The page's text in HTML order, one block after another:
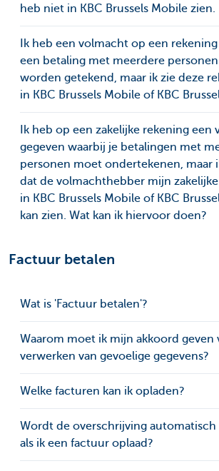
heb niet in KBC Brussels Mobile zien.
Ik heb een volmacht op een
een betaling met meerdere
worden getekend, maar ik zie deze
in KBC Brussels Mobile of KBC
Ik heb op een zakelijke rekening een
gegeven waarbij je betalingen met
personen moet ondertekenen, maar
dat de volmachthebber mijn
in KBC Brussels Mobile of KBC
kan zien. Wat kan ik hiervoor doen?
Factuur betalen
Wat is 'Factuur betalen'?
Waarom moet ik mijn akkoord geven
verwerken van gevoelige gegevens?
Welke facturen kan ik opladen?
Wordt de overschrijving automatisch
als ik een factuur oplaad?